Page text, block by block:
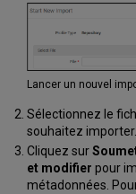
Lancer un nouvel
Sélectionnez le
souhaitez importer.
Cliquez sur
et modifier pour
métadonnées.